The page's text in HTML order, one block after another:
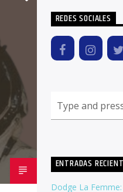
REDES SOCIALES
ENTRADAS
Dodge La